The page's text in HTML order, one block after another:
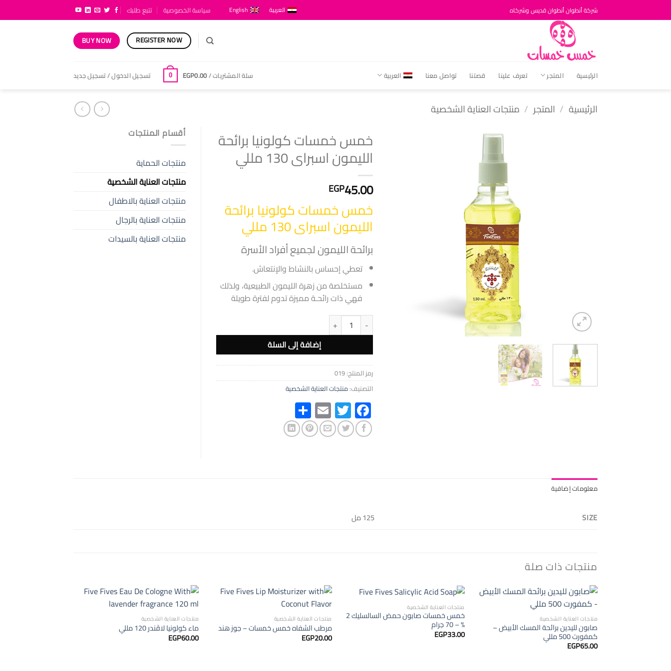
للمحتوى
شركة أنطوان أنطوان قديس وشركاه العربية English سياسة الخصوصية تتبع طلبك
REGISTER NOW
BUY NOW
الرئيسية المتجر تعرف علينا قصتنا تواصل معنا العربية سلة المشتريات / EGP0.00
0 تسجيل الدخول / تسجيل جديد
الرئيسية / المتجر / منتجات العناية الشخصية
خمس خمسات كولونيا برائحة
الليمون اسبراى 130 مللي
EGP45.00
خمس خمسات كولونيا برائحة
الليمون اسبراى 130 مللي
برائحة الليمون لجميع أفراد الأسرة
تعطي إحساس بالنشاط والإنتعاش.
مستخلصة من زهرة الليمون الطبيعية، ولذلك
فهي ذات رائحـة مميزة تدوم لفترة طويلة
كمية خمس خمسات كولونيا برائحة الليمون اسبراى 130 مللي
إضافة إلى السلة
رمز المنتج:019
التصنيف:منتجات العناية الشخصية
Facebook
Twitter
Email
أقسام المنتجات
منتجات الحماية
منتجات العناية الشخصية
منتجات العناية بالاطفال
منتجات العناية بالرجال
منتجات العناية بالسيدات
معلومات إضافية
SIZE 125 مل
منتجات ذات صلة
منتجات العناية الشخصية
صابون لليدين برائحة المسك الأبيض –
كمفورت 500 مللي
EGP65.00
منتجات العناية الشخصية
خمس خمسات صابون حمض السالسليك 2
% – 70 جرام
EGP33.00
منتجات العناية الشخصية
مرطب الشفاه خمس خمسات – جوز هند
EGP20.00
منتجات العناية الشخصية
ماء كولونيا لاڤندر 120 مللي
EGP60.00